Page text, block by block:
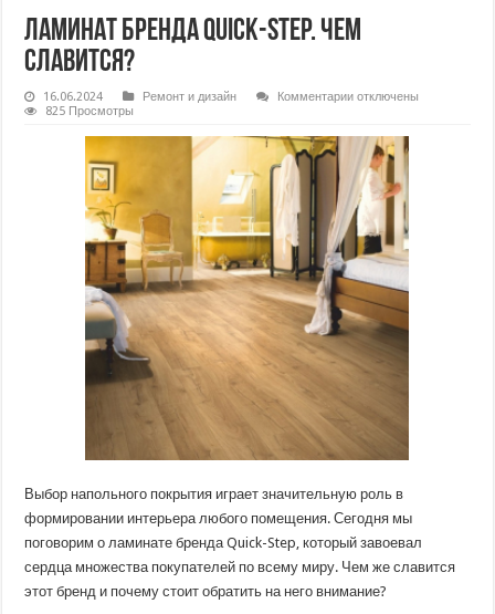
Ламинат бренда Quick-Step. Чем
славится?
16.06.2024 Ремонт и дизайн Комментариик
бренда
Quick-
Step.
Чем
славится?
отключены
825 Просмотры
Выбор напольного покрытия играет значительную роль в
формировании интерьера любого помещения. Сегодня мы
поговорим о ламинате бренда Quick-Step, который завоевал
сердца множества покупателей по всему миру. Чем же славится
этот бренд и почему стоит обратить на него внимание?